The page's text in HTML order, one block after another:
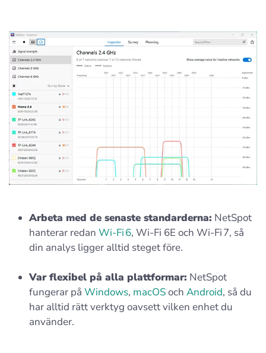
Arbeta med de senaste standarderna: NetSpot
hanterar redan Wi‑Fi 6, Wi‑Fi 6E och Wi‑Fi 7, så
din analys ligger alltid steget före.
Var flexibel på alla plattformar: NetSpot
fungerar på Windows, macOSoch Android, så du
har alltid rätt verktyg oavsett vilken enhet du
använder.